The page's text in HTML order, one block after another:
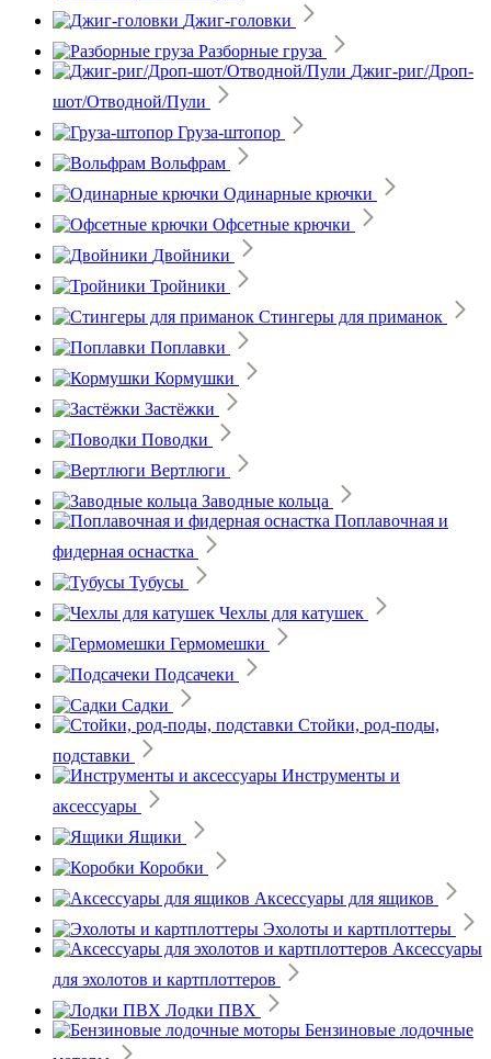
Джиг-головки
Разборные груза
Джиг-риг/Дроп-
шот/Отводной/Пули
Груза-штопор
Вольфрам
Одинарные крючки
Офсетные крючки
Двойники
Тройники
Стингеры для приманок
Поплавки
Кормушки
Застёжки
Поводки
Вертлюги
Заводные кольца
Поплавочная и
фидерная оснастка
Тубусы
Чехлы для катушек
Гермомешки
Подсачеки
Садки
Стойки, род-поды,
подставки
Инструменты и
аксессуары
Ящики
Коробки
Аксессуары для ящиков
Эхолоты и картплоттеры
Аксессуары
для эхолотов и картплоттеров
Лодки ПВХ
Бензиновые лодочные